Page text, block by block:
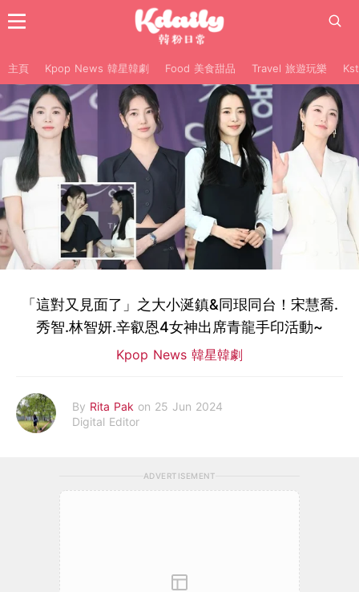
主頁 Kpop News 韓星韓劇 Food 美食甜品 Travel 旅遊玩樂
「這對又見面了」之大小涎鎮&同珢同台！宋慧喬.
秀智.林智妍.辛叡恩4女神出席青龍手印活動~
Kpop News 韓星韓劇
By Rita Pak on 25 Jun 2024
Digital Editor
ADVERTISEMENT